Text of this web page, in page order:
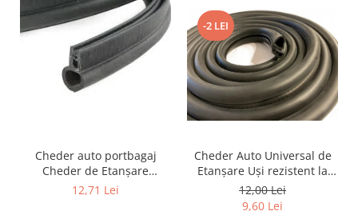
Cheder auto portbagaj
Cheder de Etanșare
Profesional din Cauciuc -
12,71 Lei
-2 LEI
Cheder Auto Universal de
Etanșare Uși rezistent la
intemperii, raze UV,
îmbătrânire și temperaturi
12,00 Lei
9,60 Lei